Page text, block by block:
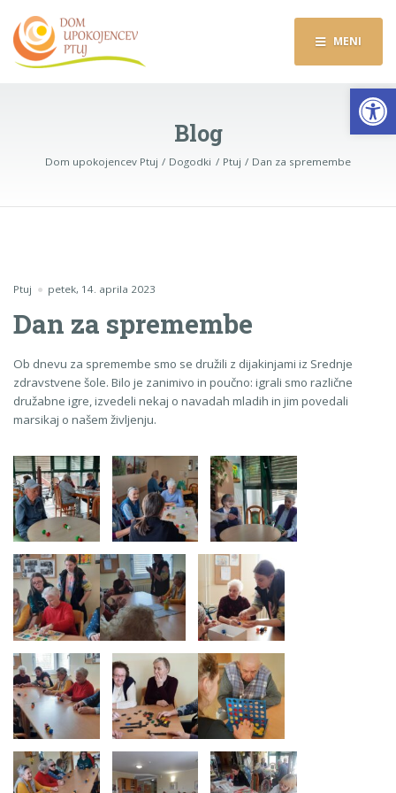
MENI
Blog
Dom upokojencev Ptuj Dogodki Ptuj Dan za spremembe
Ptuj petek, 14. aprila 2023
Dan za spremembe
Ob dnevu za spremembe smo se družili z dijakinjami iz Srednje
zdravstvene šole. Bilo je zanimivo in poučno: igrali smo različne
družabne igre, izvedeli nekaj o navadah mladih in jim povedali
marsikaj o našem življenju.